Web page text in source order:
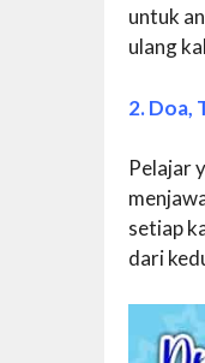
untuk
ulang
2. Doa,
Pelajar
setiap
dari